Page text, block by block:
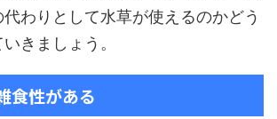
わりとして水草が使えるのかどう
きましょう。
食性がある